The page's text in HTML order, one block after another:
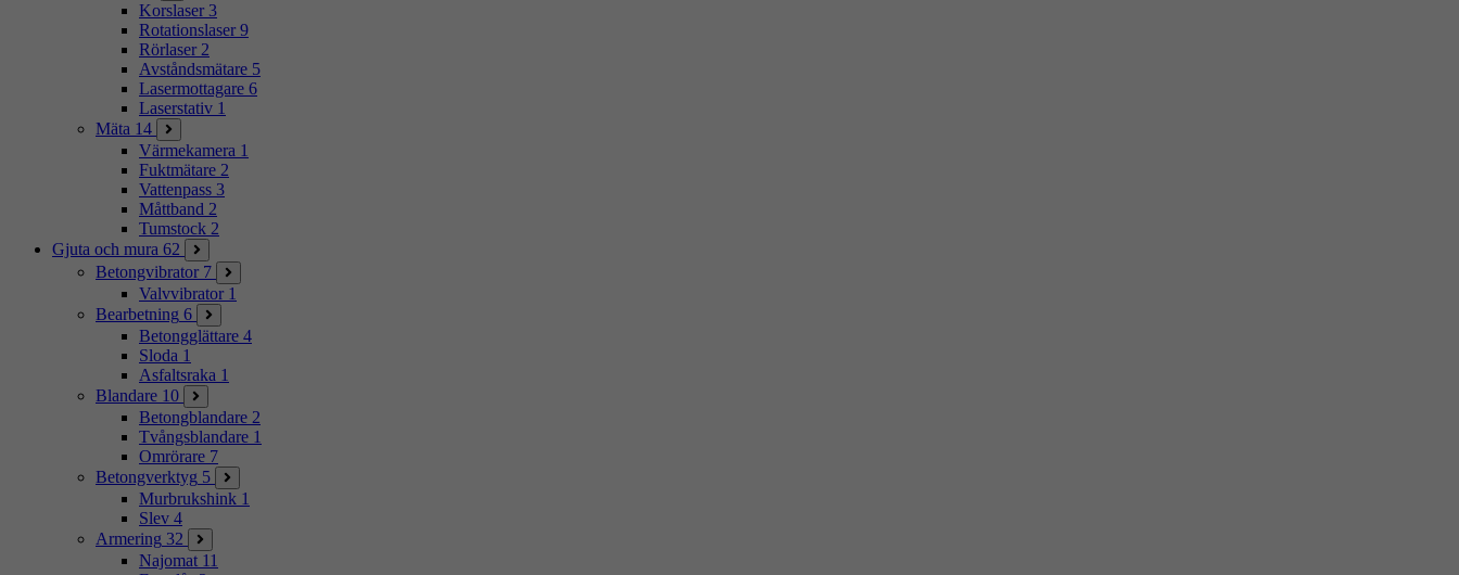
Korslaser 3
Rotationslaser 9
Rörlaser 2
Avståndsmätare 5
Lasermottagare 6
Laserstativ 1
Mäta 14
Värmekamera 1
Fuktmätare 2
Vattenpass 3
Måttband 2
Tumstock 2
Gjuta och mura 62
Betongvibrator 7
Valvvibrator 1
Bearbetning 6
Betongglättare 4
Sloda 1
Asfaltsraka 1
Blandare 10
Betongblandare 2
Tvångsblandare 1
Omrörare 7
Betongverktyg 5
Murbrukshink 1
Slev 4
Armering 32
Najomat 11